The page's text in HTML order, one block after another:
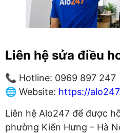
Liên hệ sửa điều
📞 Hotline: 0969 897 247
🌐 Website: https://
Liên hệ Alo247 để được
phường Kiến Hưng – Hà